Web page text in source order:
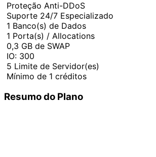
Proteção Anti-DDoS
Suporte 24/7 Especializado
1 Banco(s) de Dados
1 Porta(s) / Allocations
0,3 GB de SWAP
IO: 300
5 Limite de Servidor(es)
Mínimo de 1 créditos
Resumo do Plano